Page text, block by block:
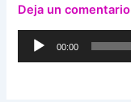
Deja un comentario
Reproductor
00:00